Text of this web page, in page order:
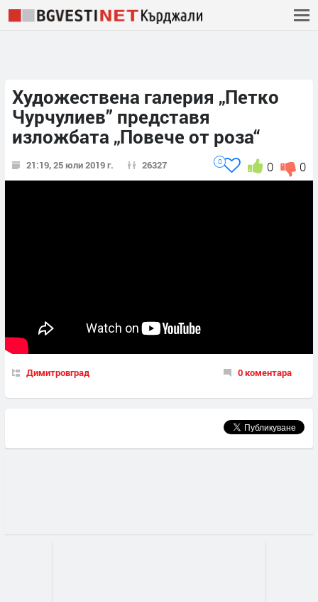
Художествена галерия „Петко
Чурчулиев” представя
изложбата „Повече от роза“
21:19, 25 юли 2019 г. 26327 0
0
0
Димитровград 0 коментара